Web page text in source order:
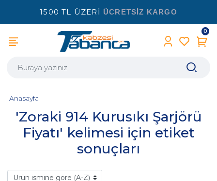
1500 TL ÜZERİ ÜCRETSİZ KARGO
0
'Zoraki 914 Kurusıkı Şarjörü
Fiyatı' kelimesi için etiket
sonuçları
Anasayfa